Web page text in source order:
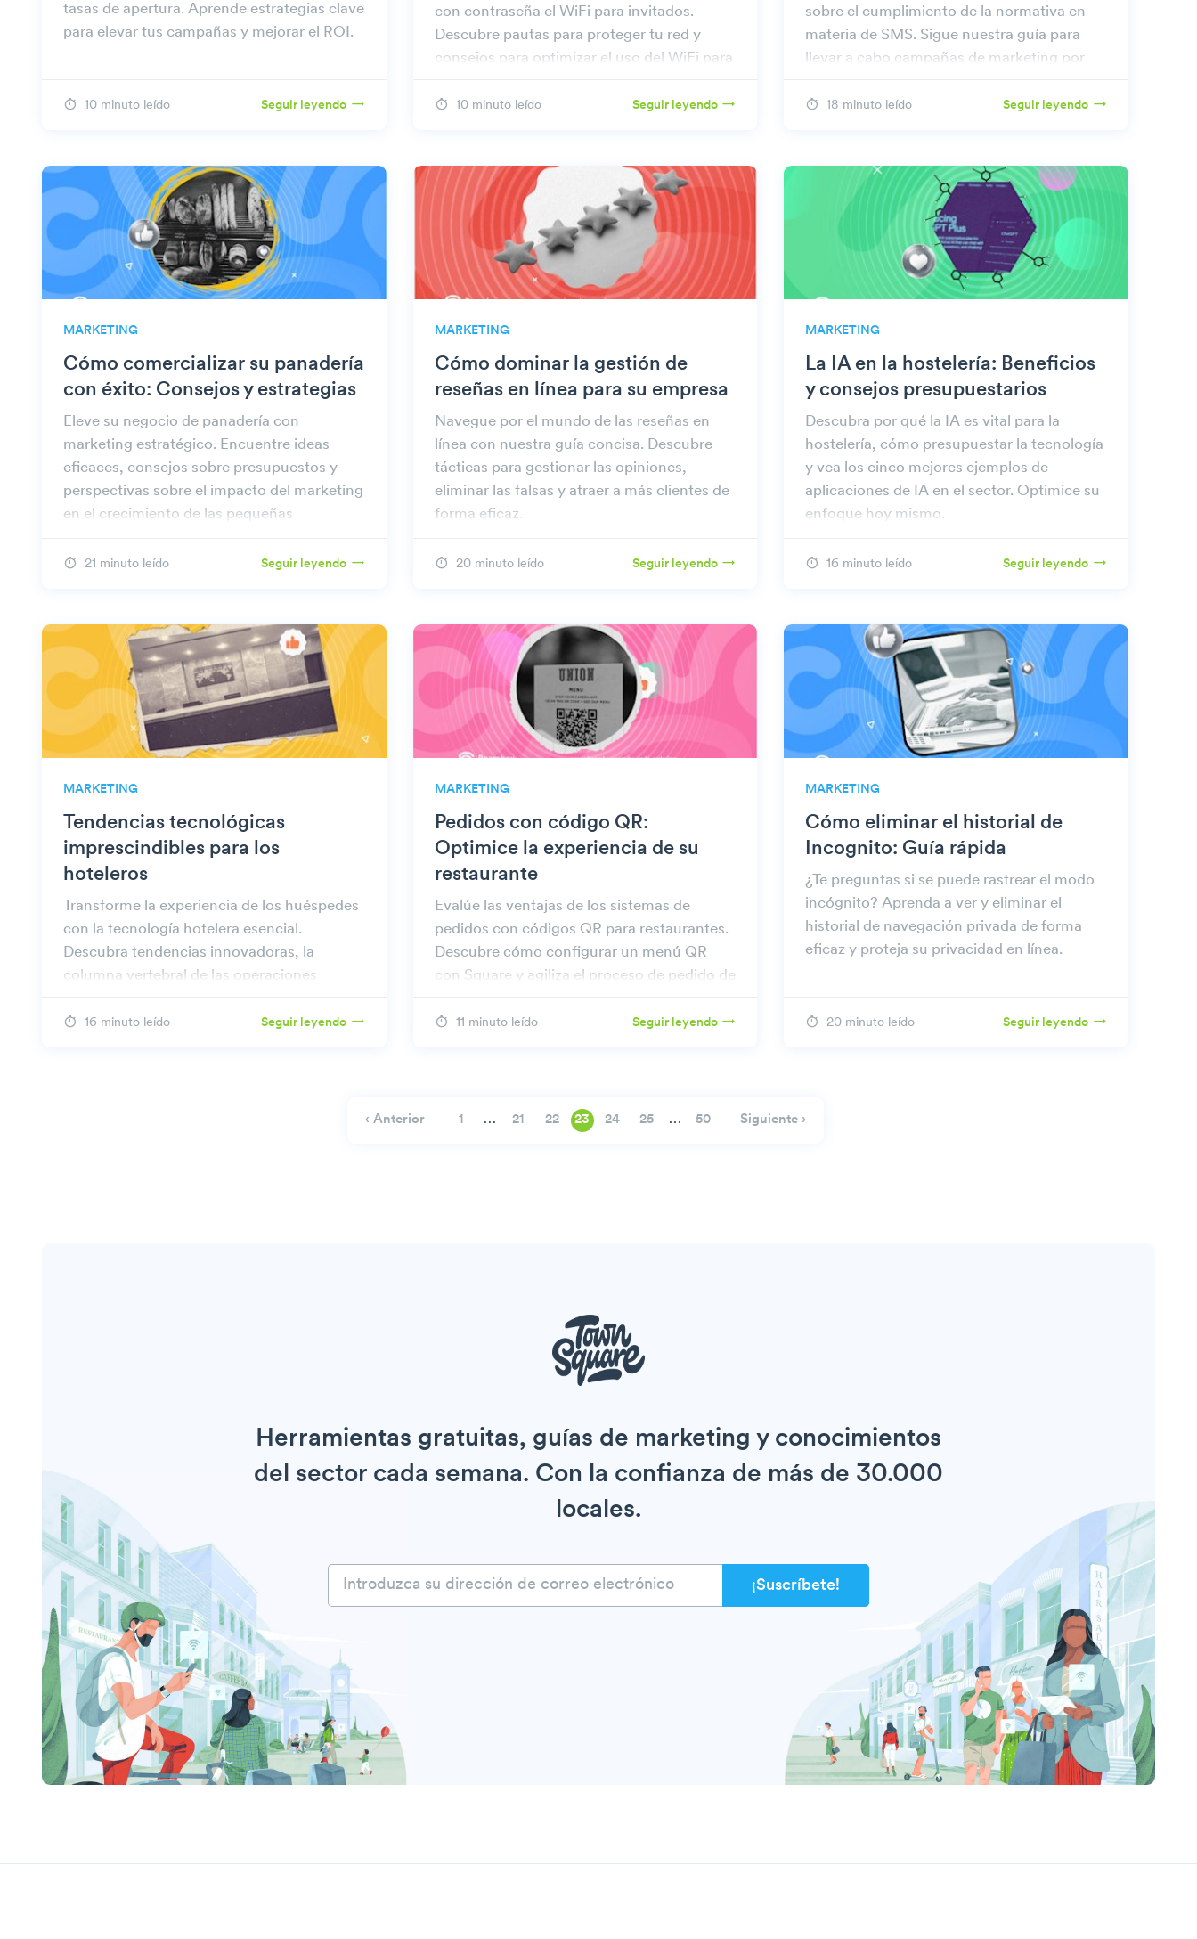
tasas de apertura. Aprende estrategias clave
para elevar tus campañas y mejorar el ROI.
10 minuto leído Seguir leyendo
con contraseña el WiFi para invitados.
Descubre pautas para proteger tu red y
consejos para optimizar el uso del WiFi para
invitados de forma eficaz.
10 minuto leído Seguir leyendo
sobre el cumplimiento de la normativa en
materia de SMS. Sigue nuestra guía para
llevar a cabo campañas de marketing por
SMS que cumplan la normativa y eviten
posibles riesgos.
18 minuto leído Seguir leyendo
MARKETING
Cómo comercializar su panadería
con éxito: Consejos y estrategias
Eleve su negocio de panadería con
marketing estratégico. Encuentre ideas
eficaces, consejos sobre presupuestos y
perspectivas sobre el impacto del marketing
en el crecimiento de las pequeñas
panaderías.
21 minuto leído Seguir leyendo
MARKETING
Cómo dominar la gestión de
reseñas en línea para su empresa
Navegue por el mundo de las reseñas en
línea con nuestra guía concisa. Descubre
tácticas para gestionar las opiniones,
eliminar las falsas y atraer a más clientes de
forma eficaz.
20 minuto leído Seguir leyendo
MARKETING
La IA en la hostelería: Beneficios
y consejos presupuestarios
Descubra por qué la IA es vital para la
hostelería, cómo presupuestar la tecnología
y vea los cinco mejores ejemplos de
aplicaciones de IA en el sector. Optimice su
enfoque hoy mismo.
16 minuto leído Seguir leyendo
MARKETING
Tendencias tecnológicas
imprescindibles para los
hoteleros
Transforme la experiencia de los huéspedes
con la tecnología hotelera esencial.
Descubra tendencias innovadoras, la
columna vertebral de las operaciones
hoteleras y soluciones preparadas para el
futuro.
16 minuto leído Seguir leyendo
MARKETING
Pedidos con código QR:
Optimice la experiencia de su
restaurante
Evalúe las ventajas de los sistemas de
pedidos con códigos QR para restaurantes.
Descubre cómo configurar un menú QR
con Square y agiliza el proceso de pedido de
tus clientes.
11 minuto leído Seguir leyendo
MARKETING
Cómo eliminar el historial de
Incognito: Guía rápida
¿Te preguntas si se puede rastrear el modo
incógnito? Aprenda a ver y eliminar el
historial de navegación privada de forma
eficaz y proteja su privacidad en línea.
20 minuto leído Seguir leyendo
‹ Anterior 1 … 21 22 23 24 25 … 50 Siguiente ›
Herramientas gratuitas, guías de marketing y conocimientos
del sector cada semana. Con la confianza de más de 30.000
locales.